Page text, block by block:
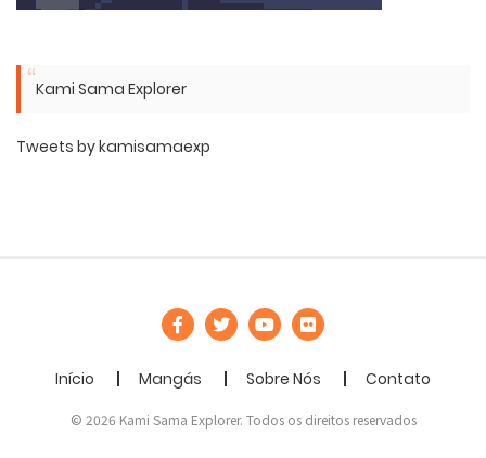
Kami Sama Explorer
Tweets by kamisamaexp
Início Mangás Sobre Nós Contato
© 2026 Kami Sama Explorer. Todos os direitos reservados